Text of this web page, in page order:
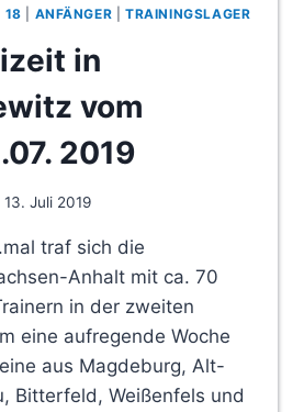
18 ANFÄNGER |TRAININGSLAGER
in
vom
2019
13. Juli 2019
traf sich die
Anhalt mit ca. 70
in der zweiten
eine aufregende Woche
aus Magdeburg, Alt-
Bitterfeld, Weißenfels und